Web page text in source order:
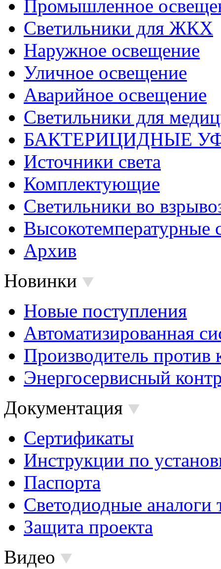
Промышленное
Светильники для ЖКХ
Наружное освещение
Уличное освещение
Аварийное освещение
Светильники для
БАКТЕРИЦИДНЫЕ
Источники света
Комплектующие
Светильники во
Высокотемпературные
Архив
Новинки
Новые поступления
Автоматизированная
Производитель против
Энергосервисный
Документация
Сертификаты
Инструкции по
Паспорта
Светодиодные аналоги
Защита проекта
Видео